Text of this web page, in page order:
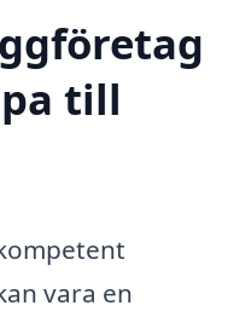
till
vara en